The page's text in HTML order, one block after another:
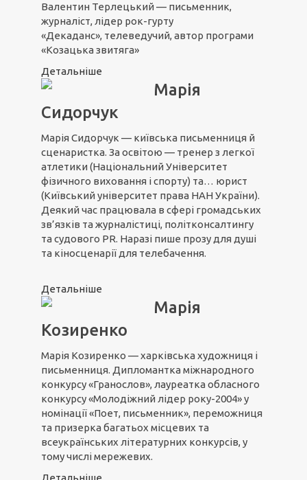
Валентин Терлецький — письменник,
журналіст, лідер рок-гурту
«Декаданс», телеведучий, автор програми
«Козацька звитяга»
Детальніше
Марія
Сидорчук
Марія Сидорчук — київська письменниця й
сценаристка. За освітою — тренер з легкої
атлетики (Національний Університет
фізичного виховання і спорту) та… юрист
(Київський університет права НАН України).
Деякий час працювала в сфері громадських
зв’язків та журналістиці, політконсалтингу
та судового PR. Наразі пише прозу для душі
та кіносценарії для телебачення.
Детальніше
Марія
Козиренко
Марія Козиренко — харківська художниця і
письменниця. Дипломантка міжнародного
конкурсу «Гранослов», лауреатка обласного
конкурсу «Молодіжний лідер року-2004» у
номінації «Поет, письменник», переможниця
та призерка багатьох місцевих та
всеукраїнських літературних конкурсів, у
тому числі мережевих.
Детальніше